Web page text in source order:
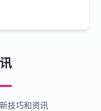
技巧和资讯